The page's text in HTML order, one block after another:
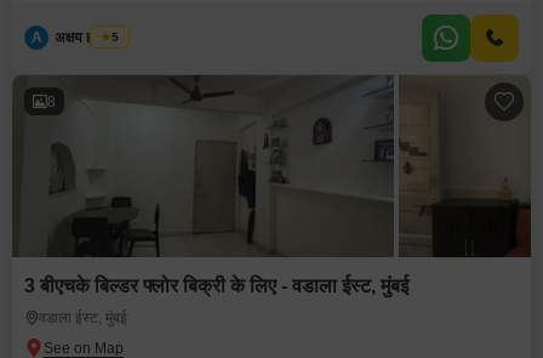
A अक्षय ह पाटील
5
8
3 बीएचके बिल्डर फ्लोर बिक्री के लिए - वडाला ईस्ट, मुंबई
वडाला ईस्ट, मुंबई